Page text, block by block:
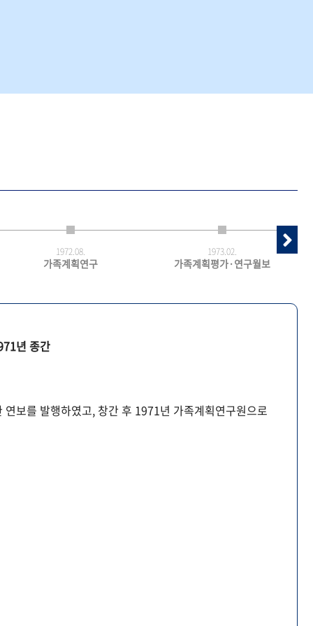
1972.08.
가족계획연구
1973.02.
가족계획평가·연구월보
년 종간
보를 발행하였고, 창간 후 1971년 가족계획연구원으로